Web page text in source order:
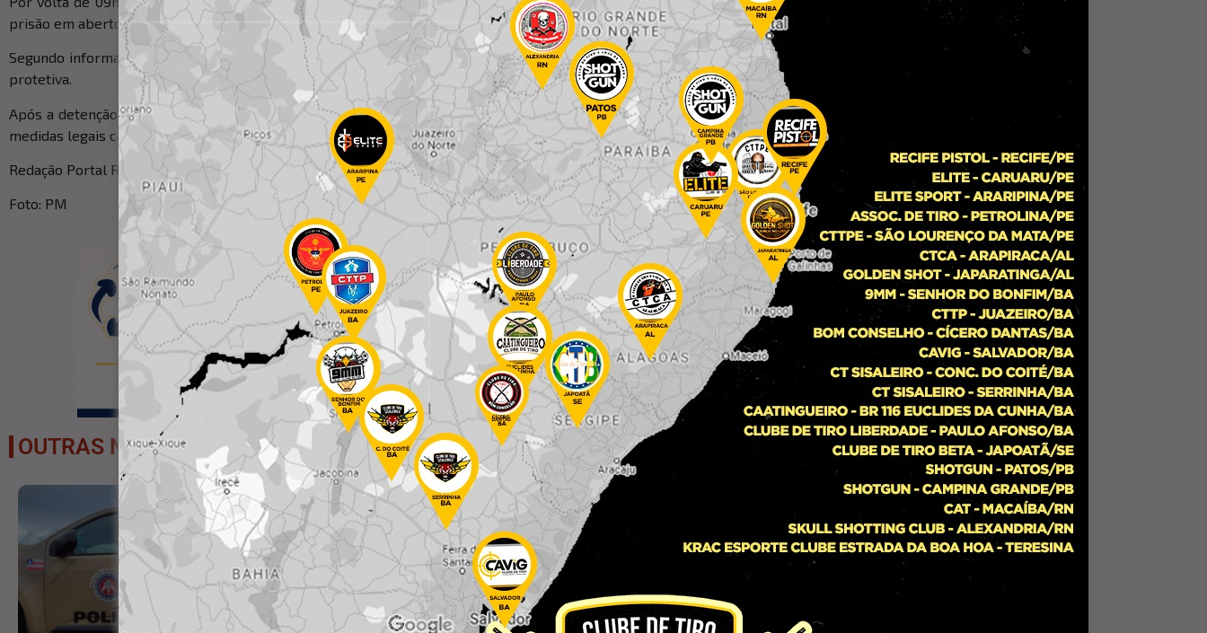
prisão em aberto na rua da Vitória, distrito de Salgadália, em Conceição do Coité.
Segundo informações da Polícia Militar, a acusada é uma mulher que não teve a identidade revelada descumpriu uma medida
protetiva.
Após a detenção, a conduzida foi apresentada na Delegacia de Polícia Civil de Riachão do Jacuípe–BA, onde foram adotadas as
medidas legais cabíveis.
Redação Portal Raízes com informações do 16° BPM
Foto: PM
OUTRAS NOTÍCIAS